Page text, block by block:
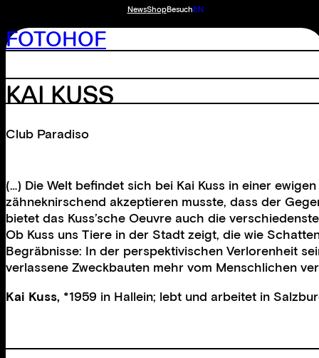
NewsShopBesuchEN
FOTOHOF
KAI KUSS
Club Paradiso
(…) Die Welt befindet sich bei Kai Kuss in einer
zähneknirschend akzeptieren musste, dass der
bietet das Kuss’sche Oeuvre auch die
Ob Kuss uns Tiere in der Stadt zeigt, die wie
Begräbnisse: In der perspektivischen Verlorenheit
verlassene Zweckbauten mehr vom Menschlichen
Kai Kuss, *1959 in Hallein; lebt und arbeitet in